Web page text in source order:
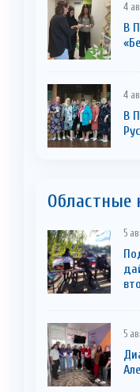
4
В
4
В
Областные
5
5